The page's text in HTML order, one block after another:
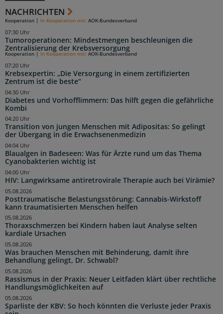
NACHRICHTEN
Tumoroperationen: Mindestmengen beschleunigen die
Zentralisierung der Krebsversorgung
Kooperation In Kooperation mit: AOK-Bundesverband
07:30 Uhr
Krebsexpertin: „Die Versorgung in einem zertifizierten
Zentrum ist die beste“
Kooperation | In Kooperation mit: AOK-Bundesverband
07:20 Uhr
Diabetes und Vorhofflimmern: Das hilft gegen die gefährliche
Kombi
04:30 Uhr
Transition von jungen Menschen mit Adipositas: So gelingt
der Übergang in die Erwachsenenmedizin
04:20 Uhr
Blaualgen in Badeseen: Was für Ärzte rund um das Thema
Cyanobakterien wichtig ist
04:04 Uhr
HIV: Langwirksame antiretrovirale Therapie auch bei Virämie?
04:00 Uhr
Posttraumatische Belastungsstörung: Cannabis-Wirkstoff
kann traumatisierten Menschen helfen
05.08.2026
Thoraxschmerzen bei Kindern haben laut Analyse selten
kardiale Ursachen
05.08.2026
Was brauchen Menschen mit Behinderung, damit ihre
Behandlung gelingt, Dr. Schwabl?
05.08.2026
Rassismus in der Praxis: Neuer Leitfaden klärt über rechtliche
Handlungsmöglichkeiten auf
05.08.2026
Sparliste der KBV: So hoch könnten die Verluste jeder Praxis
05.08.2026